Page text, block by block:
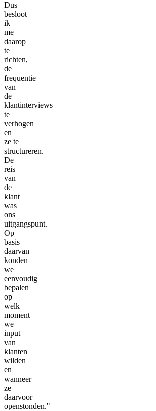
Dus
besloot
ik
me
daarop
te
richten,
de
frequentie
van
de
klantinterviews
te
verhogen
en
ze te
structureren.
De
reis
van
de
klant
was
ons
uitgangspunt.
Op
basis
daarvan
konden
we
eenvoudig
bepalen
op
welk
moment
we
input
van
klanten
wilden
en
wanneer
ze
daarvoor
openstonden."